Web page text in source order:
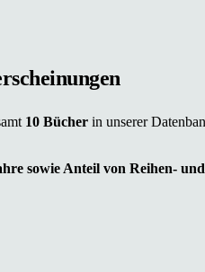
10 Bücher in unserer
sowie Anteil von Reihen-